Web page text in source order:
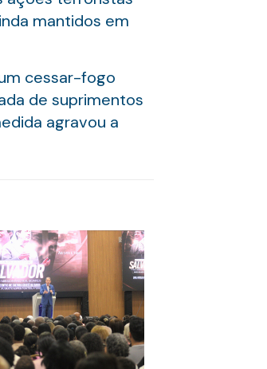
mantidos em
cessar-fogo
de suprimentos
agravou a